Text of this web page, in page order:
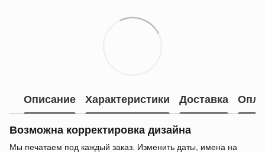
Описание Характеристики Доставка
Возможна корректировка дизайна
Мы печатаем под каждый заказ. Изменить даты, имена на